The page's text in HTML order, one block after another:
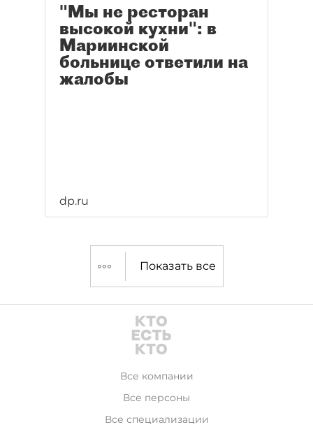
"Мы не ресторан
высокой кухни": в
Мариинской
больнице ответили на
жалобы
dp.ru
Показать все
Все компании
Все персоны
Все специализации